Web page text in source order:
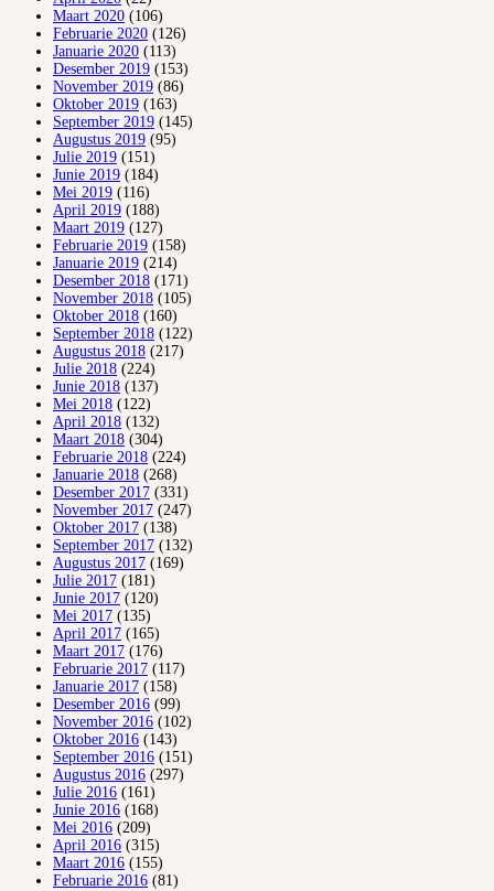
Maart 2020 (106)
Februarie 2020 (126)
Januarie 2020 (113)
Desember 2019 (153)
November 2019 (86)
Oktober 2019 (163)
September 2019 (145)
Augustus 2019 (95)
Julie 2019 (151)
Junie 2019 (184)
Mei 2019 (116)
April 2019 (188)
Maart 2019 (127)
Februarie 2019 (158)
Januarie 2019 (214)
Desember 2018 (171)
November 2018 (105)
Oktober 2018 (160)
September 2018 (122)
Augustus 2018 (217)
Julie 2018 (224)
Junie 2018 (137)
Mei 2018 (122)
April 2018 (132)
Maart 2018 (304)
Februarie 2018 (224)
Januarie 2018 (268)
Desember 2017 (331)
November 2017 (247)
Oktober 2017 (138)
September 2017 (132)
Augustus 2017 (169)
Julie 2017 (181)
Junie 2017 (120)
Mei 2017 (135)
April 2017 (165)
Maart 2017 (176)
Februarie 2017 (117)
Januarie 2017 (158)
Desember 2016 (99)
November 2016 (102)
Oktober 2016 (143)
September 2016 (151)
Augustus 2016 (297)
Julie 2016 (161)
Junie 2016 (168)
Mei 2016 (209)
April 2016 (315)
Maart 2016 (155)
Februarie 2016 (81)